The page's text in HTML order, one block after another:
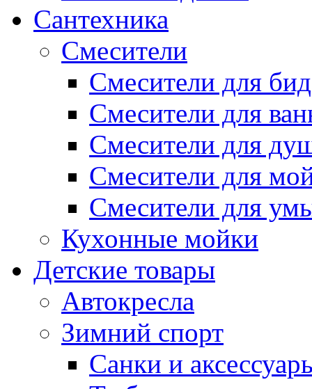
Сантехника
Смесители
Смесители для
Смесители для
Смесители для
Смесители для
Смесители для
Кухонные мойки
Детские товары
Автокресла
Зимний спорт
Санки и